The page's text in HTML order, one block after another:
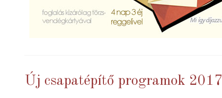
Új csapatépítő programok 2017